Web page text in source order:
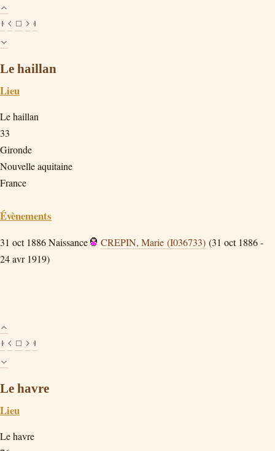
Le haillan
Lieu
Le haillan
33
Gironde
Nouvelle aquitaine
France
Évènements
31 oct 1886Naissance CREPIN, Marie (I036733) (31 oct 1886 -
24 avr 1919)
Le havre
Lieu
Le havre